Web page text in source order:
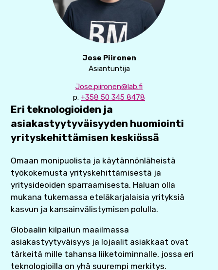
Jose Piironen
Asiantuntija
Jose.piironen@lab.fi
p. +358 50 345 8478
Eri teknologioiden ja
asiakastyytyväisyyden huomiointi
yrityskehittämisen keskiössä
Omaan monipuolista ja käytännönläheistä
työkokemusta yrityskehittämisestä ja
yritysideoiden sparraamisesta. Haluan olla
mukana tukemassa eteläkarjalaisia yrityksiä
kasvun ja kansainvälistymisen polulla.
Globaalin kilpailun maailmassa
asiakastyytyväisyys ja lojaalit asiakkaat ovat
tärkeitä mille tahansa liiketoiminnalle, jossa eri
teknologioilla on yhä suurempi merkitys.